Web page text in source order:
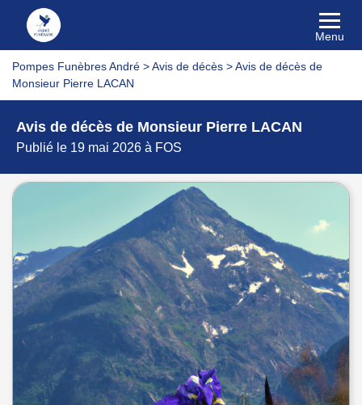
Menu
Pompes Funèbres André >Avis de décès >Avis de décès de
Monsieur Pierre LACAN
Avis de décès de Monsieur Pierre LACAN
Publié le 19 mai 2026 à FOS